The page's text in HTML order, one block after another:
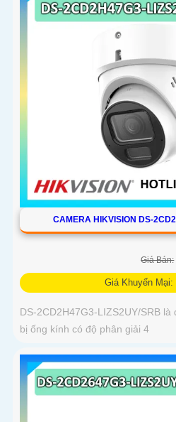
hình, nhìn ban đêm bằng hồng
CAMERA HIKVISION DS-
Giá Bán:
Giá Khuyến Mại:
DS-2CD2H47G3-LIZS2UY/SRB
bị ống kính có độ phân giải 4